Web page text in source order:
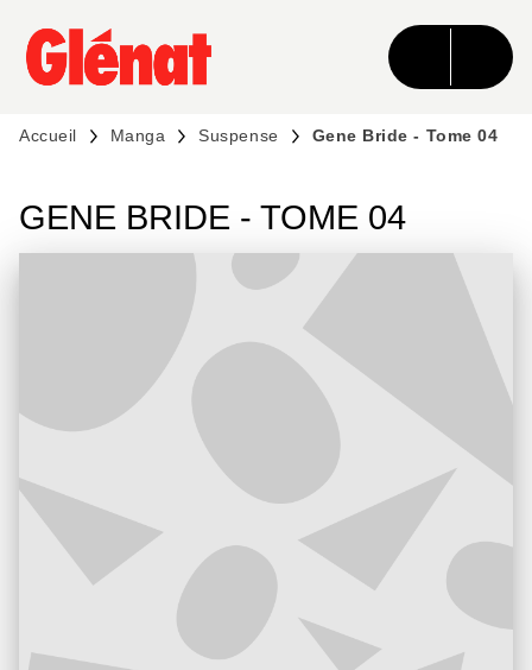
MENU RECHERCHE CONTENU
PIED DE PAGE
Accueil Manga Suspense Gene Bride - Tome 04
GENE BRIDE - TOME 04